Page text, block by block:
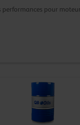
pour